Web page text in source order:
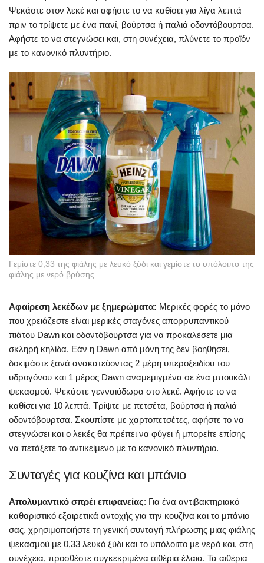
Ψεκάστε στον λεκέ και αφήστε το να καθίσει για λίγα λεπτά
πριν το τρίψετε με ένα πανί, βούρτσα ή παλιά οδοντόβουρτσα.
Αφήστε το να στεγνώσει και, στη συνέχεια, πλύνετε το προϊόν
με το κανονικό πλυντήριο.
Γεμίστε 0,33 της φιάλης με λευκό ξύδι και γεμίστε το υπόλοιπο της
φιάλης με νερό βρύσης.
Αφαίρεση λεκέδων με ξημερώματα: Μερικές φορές το μόνο
που χρειάζεστε είναι μερικές σταγόνες απορρυπαντικού
πιάτου Dawn και οδοντόβουρτσα για να προκαλέσετε μια
σκληρή κηλίδα. Εάν η Dawn από μόνη της δεν βοηθήσει,
δοκιμάστε ξανά ανακατεύοντας 2 μέρη υπεροξειδίου του
υδρογόνου και 1 μέρος Dawn αναμεμιγμένα σε ένα μπουκάλι
ψεκασμού. Ψεκάστε γενναιόδωρα στο λεκέ. Αφήστε το να
καθίσει για 10 λεπτά. Τρίψτε με πετσέτα, βούρτσα ή παλιά
οδοντόβουρτσα. Σκουπίστε με χαρτοπετσέτες, αφήστε το να
στεγνώσει και ο λεκές θα πρέπει να φύγει ή μπορείτε επίσης
να πετάξετε το αντικείμενο με το κανονικό πλυντήριο.
Συνταγές για κουζίνα και μπάνιο
Απολυμαντικό σπρέι επιφανείας: Για ένα αντιβακτηριακό
καθαριστικό εξαιρετικά αντοχής για την κουζίνα και το μπάνιο
σας, χρησιμοποιήστε τη γενική συνταγή πλήρωσης μιας φιάλης
ψεκασμού με 0,33 λευκό ξύδι και το υπόλοιπο με νερό και, στη
συνέχεια, προσθέστε συγκεκριμένα αιθέρια έλαια. Τα αιθέρια